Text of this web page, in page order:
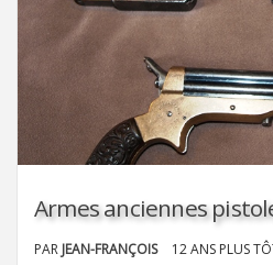
Armes anciennes
PAR JEAN-FRANÇOIS 12 ANS PLUS